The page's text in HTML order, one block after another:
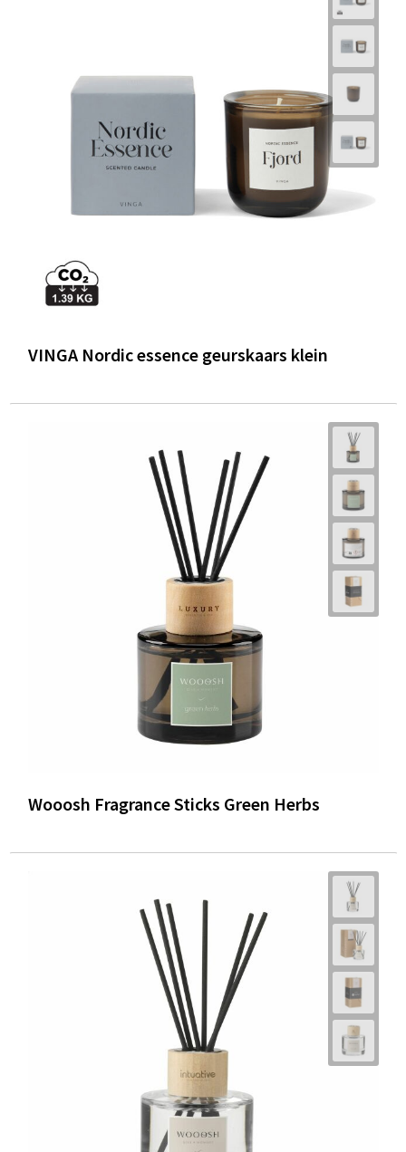
VINGA Nordic essence geurskaars klein
Wooosh Fragrance Sticks Green Herbs